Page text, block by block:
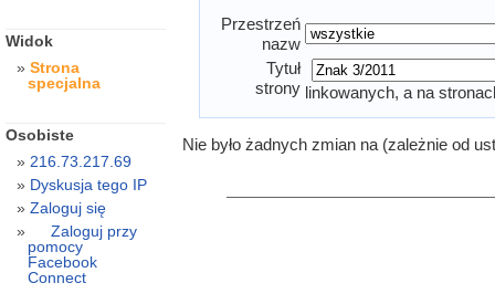
Przestrzeń
nazw
Tytuł
strony linkowanych, a na
Nie było żadnych zmian na (zależnie od
Widok
Strona
specjalna
Osobiste
216.73.217.69
Dyskusja tego IP
Zaloguj się
Zaloguj przy
pomocy
Facebook
Connect